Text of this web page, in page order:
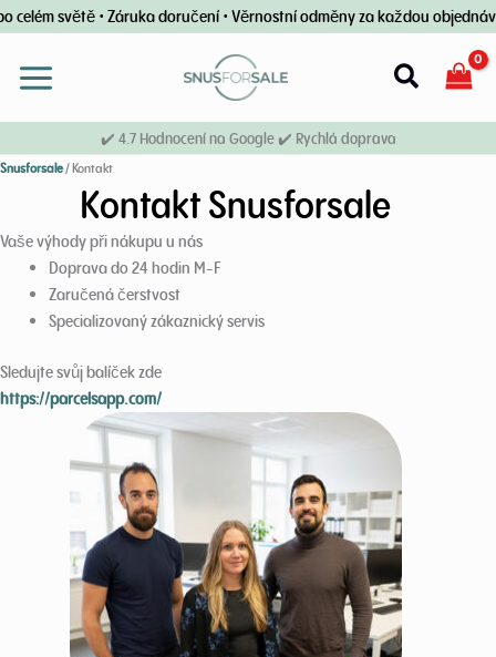
Přeskočit
na
obsah
světě • Záruka doručení • Věrnostní odměny za každou
✔️ 4.7 Hodnocení na Google ✔️ Rychlá doprava
Snusforsale/Kontakt
Kontakt Snusforsale
Vaše výhody při nákupu u nás
Doprava do 24 hodin M-F
Zaručená čerstvost
Specializovaný zákaznický servis
Sledujte svůj balíček zde
https://parcelsapp.com/